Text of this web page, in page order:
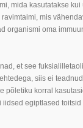
mida kasutatakse
mis
oma
et see
siis ei
korral
egiptlased